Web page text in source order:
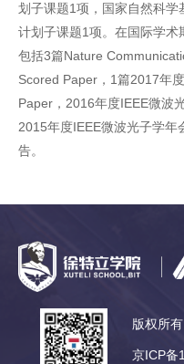
划子课题1项，国家自然科
计划子课题1项。在国际学术
包括3篇Nature
Scored Paper，1篇2017年
Paper，2016年度IEEE微波
2015年度IEEE微波光子学
告。
版权所
京ICP备